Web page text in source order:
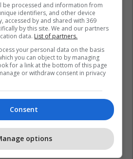
be processed and information from
identifiers, and other device
accessed by and shared with 369
by this site. We and our partners
data. List of partners.
your personal data on the basis
you can object to by managing
for a link at the bottom of this page
or withdraw consent in privacy
Consent
options